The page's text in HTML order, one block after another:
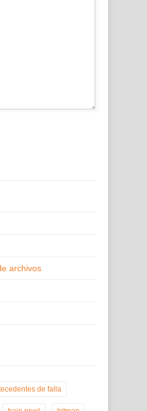
archivos
de falla